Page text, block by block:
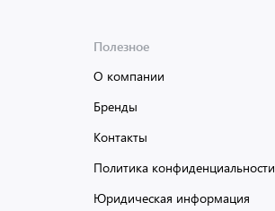
Полезное
О компании
Бренды
Контакты
Политика конфиденциальности
Юридическая информация